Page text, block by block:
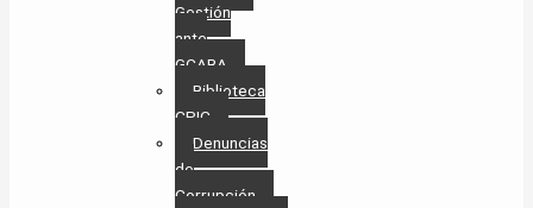
Gestión
ante
GCABA
Biblioteca
CPIC
Denuncias
de
Corrupción